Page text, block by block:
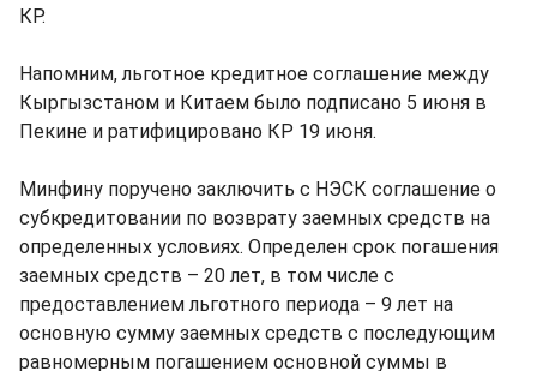
КР.
Напомним, льготное кредитное соглашение между
Кыргызстаном и Китаем было подписано 5 июня в
Пекине и ратифицировано КР 19 июня.
Минфину поручено заключить с НЭСК соглашение о
субкредитовании по возврату заемных средств на
определенных условиях. Определен срок погашения
заемных средств – 20 лет, в том числе с
предоставлением льготного периода – 9 лет на
основную сумму заемных средств с последующим
равномерным погашением основной суммы в